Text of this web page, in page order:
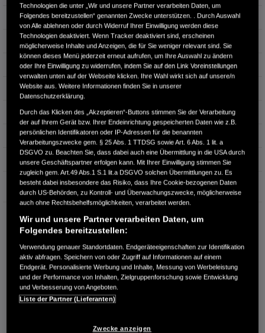
Kraftstoffart Super
Getriebe Automatik
Türen 5
Leistung 105 kW / 143 PS
Hubraum 1.993 cm³
Erstzulassung 03.2023
Bauart Kompakt
Garantie
AUTOHAUS KIRSCH
Horstring 4
RUFEN SIE UNS AN:
06341-50916
Technologien die unter „Wir und unsere Partner verarbeiten Daten, um
Folgendes bereitzustellen“ genannten Zwecke unterstützen. . Durch Auswahl
von Alle ablehnen oder durch Widerruf Ihrer Einwilligung werden diese
Technologien deaktiviert. Wenn Tracker deaktiviert sind, erscheinen
möglicherweise Inhalte und Anzeigen, die für Sie weniger relevant sind. Sie
können dieses Menü jederzeit erneut aufrufen, um Ihre Auswahl zu ändern
oder Ihre Einwilligung zu widerrufen, indem Sie auf den Link Voreinstellungen
verwalten unten auf der Webseite klicken. Ihre Wahl wirkt sich auf unsere/n
Website aus. Weitere Informationen finden Sie in unserer
Datenschutzerklärung.
Durch das Klicken des „Akzeptieren“-Buttons stimmen Sie der Verarbeitung
der auf Ihrem Gerät bzw. Ihrer Endeinrichtung gespeicherten Daten wie z.B.
persönlichen Identifikatoren oder IP-Adressen für die benannten
Verarbeitungszwecke gem. § 25 Abs. 1 TTDSG sowie Art. 6 Abs. 1 lit. a
DSGVO zu. Beachten Sie, dass dabei auch eine Übermittlung in die USA durch
unsere Geschäftspartner erfolgen kann. Mit Ihrer Einwilligung stimmen Sie
zugleich gem. Art.49 Abs.1 S.1 lit.a DSGVO solchen Übermittlungen zu. Es
besteht dabei insbesondere das Risiko, dass Ihre Cookie-bezogenen Daten
durch US-Behörden, zu Kontroll- und Überwachungszwecke, möglicherweise
auch ohne Rechtsbehelfsmöglichkeiten, verarbeitet werden.
Wir und unsere Partner verarbeiten Daten, um
Folgendes bereitzustellen:
Verwendung genauer Standortdaten. Endgeräteeigenschaften zur Identifikation
aktiv abfragen. Speichern von oder Zugriff auf Informationen auf einem
Endgerät. Personalisierte Werbung und Inhalte, Messung von Werbeleistung
und der Performance von Inhalten, Zielgruppenforschung sowie Entwicklung
und Verbesserung von Angeboten.
Liste der Partner (Lieferanten)
Zwecke anzeigen